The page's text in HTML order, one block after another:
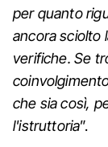
per quanto
ancora sciolto
verifiche. Se
che sia così,
l'istruttoria”.